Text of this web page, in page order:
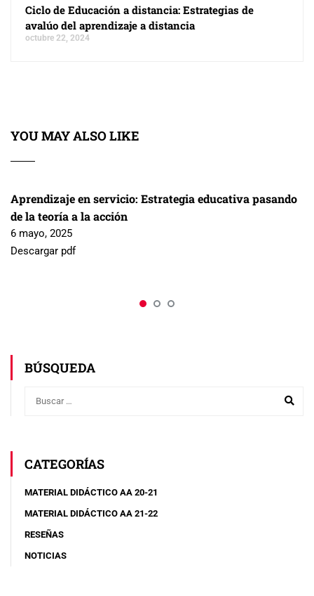
Ciclo de Educación a distancia: Estrategias de
avalúo del aprendizaje a distancia
octubre 22, 2024
YOU MAY ALSO LIKE
Aprendizaje en servicio: Estrategia educativa pasando
de la teoría a la acción
6 mayo, 2025
Descargar pdf
BÚSQUEDA
CATEGORÍAS
MATERIAL DIDÁCTICO AA 20-21
MATERIAL DIDÁCTICO AA 21-22
RESEÑAS
NOTICIAS